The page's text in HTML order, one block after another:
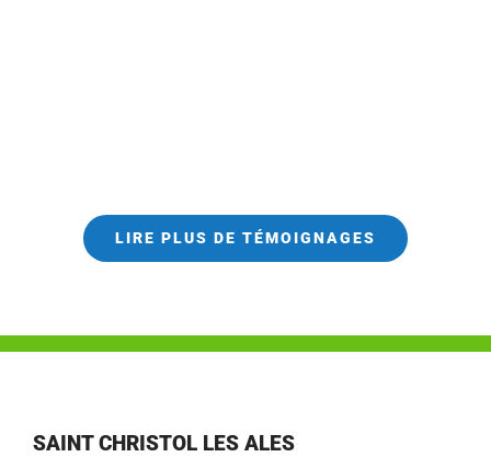
LIRE PLUS DE TÉMOIGNAGES
SAINT CHRISTOL LES ALES